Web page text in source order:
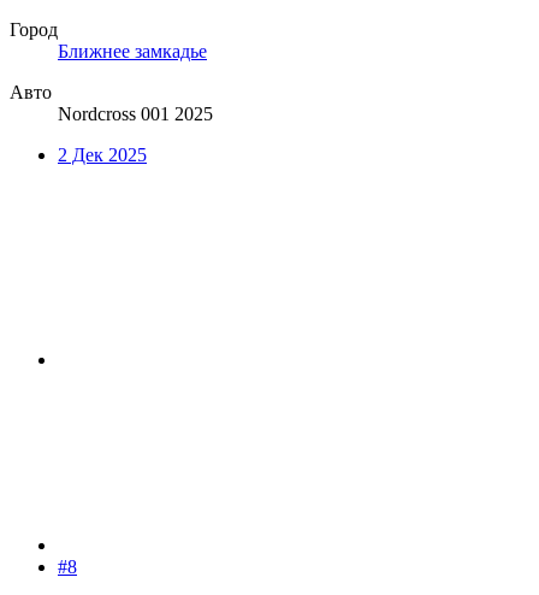
Город
Ближнее замкадье
Авто
Nordcross 001 2025
2 Дек 2025
#8